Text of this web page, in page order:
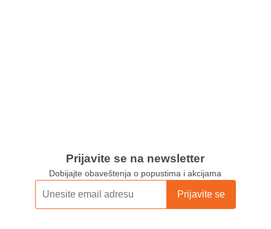
Prijavite se na newsletter
Dobijajte obaveštenja o popustima i akcijama